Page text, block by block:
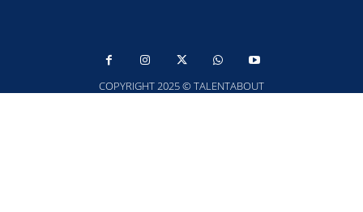
COPYRIGHT 2025 © TALENTABOUT